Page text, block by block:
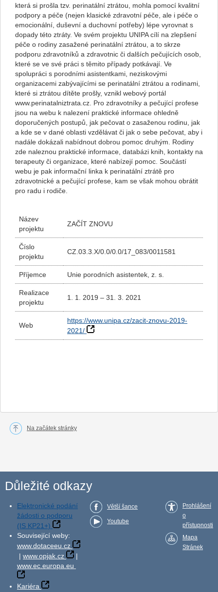
která si prošla tzv. perinatální ztrátou, mohla pomocí kvalitní
podpory a péče (nejen klasické zdravotní péče, ale i péče o
emocionální, duševní a duchovní potřeby) lépe vyrovnat s
dopady této ztráty. Ve svém projektu UNIPA cílí na zlepšení
péče o rodiny zasažené perinatální ztrátou, a to skrze
podporu zdravotníků a zdravotnic či dalších pečujících osob,
které se ve své práci s těmito případy potkávají. Ve
spolupráci s porodními asistentkami, neziskovými
organizacemi zabývajícími se perinatální ztrátou a rodinami,
které si ztrátou dítěte prošly, vznikl webový portál
www.perinatalniztrata.cz. Pro zdravotníky a pečující profese
jsou na webu k nalezení praktické informace ohledně
doporučených postupů, jak pečovat o zasaženou rodinu, jak
a kde se v dané oblasti vzdělávat či jak o sebe pečovat, aby i
nadále dokázali nabídnout dobrou pomoc druhým. Rodiny
zde naleznou praktické informace, databázi knih, kontakty na
terapeuty či organizace, které nabízejí pomoc. Součástí
webu je pak informační linka k perinatální ztrátě pro
zdravotnické a pečující profese, kam se však mohou obrátit
pro radu i rodiče.
Název
projektu
ZAČÍT ZNOVU
Číslo
projektu
CZ.03.3.X/0.0/0.0/17_083/0011581
Příjemce Unie porodních asistentek, z. s.
Realizace
projektu
1. 1. 2019 – 31. 3. 2021
Web
https://www.unipa.cz/zacit-znovu-2019-
2021/
Na začátek stránky
Důležité odkazy
Elektronické podání
žádosti o podporu
(IS KP21+)
Související weby:
www.dotaceeu.cz
| www.opjak.cz
|
www.ec.europa.eu
Kariéra
Větší šance
Youtube
Prohlášení
o
přístupnosti
Mapa
Stránek